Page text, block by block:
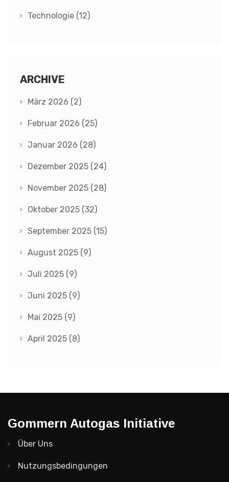
Technologie (12)
ARCHIVE
März 2026 (2)
Februar 2026 (25)
Januar 2026 (28)
Dezember 2025 (24)
November 2025 (28)
Oktober 2025 (32)
September 2025 (15)
August 2025 (9)
Juli 2025 (9)
Juni 2025 (9)
Mai 2025 (9)
April 2025 (8)
Gommern Autogas Initiative
Über Uns
Nutzungsbedingungen